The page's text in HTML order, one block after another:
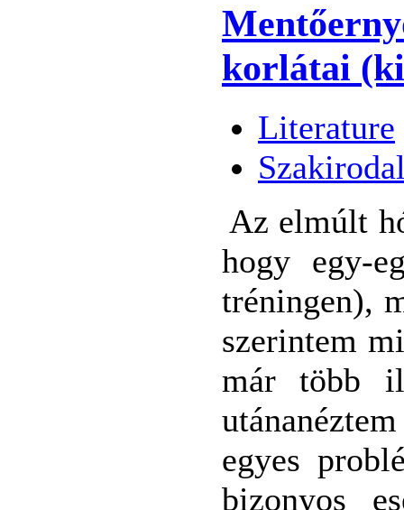
korlátai
Literature
Az elmúlt
hogy egy-
tréningen),
szerintem
már több
egyes
bizonyos